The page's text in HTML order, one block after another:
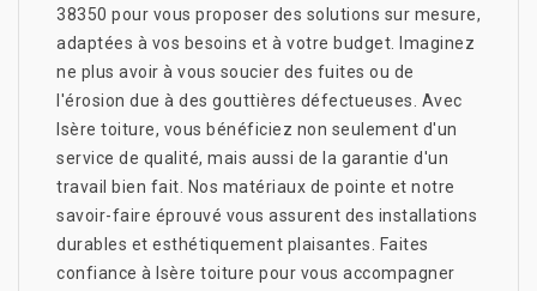
38350 pour vous proposer des solutions sur mesure,
adaptées à vos besoins et à votre budget. Imaginez
ne plus avoir à vous soucier des fuites ou de
l'érosion due à des gouttières défectueuses. Avec
Isère toiture, vous bénéficiez non seulement d'un
service de qualité, mais aussi de la garantie d'un
travail bien fait. Nos matériaux de pointe et notre
savoir-faire éprouvé vous assurent des installations
durables et esthétiquement plaisantes. Faites
confiance à Isère toiture pour vous accompagner